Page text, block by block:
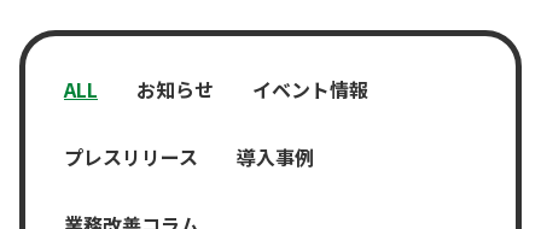
ALL お知らせ イベント情報
プレスリリース 導入事例